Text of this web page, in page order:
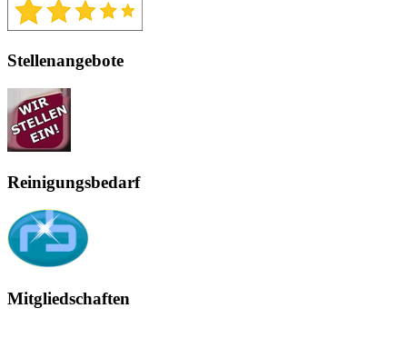
Stellenangebote
Reinigungsbedarf
Mitgliedschaften